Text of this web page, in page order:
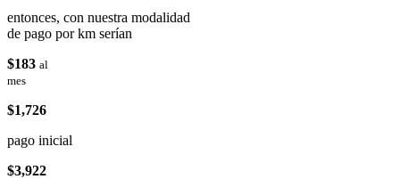
entonces, con nuestra modalidad
de pago por km serían
$183 al
mes
$1,726
pago inicial
$3,922